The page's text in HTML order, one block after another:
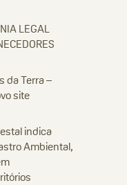
LEGAL
da Terra –
site
indica
Ambiental,